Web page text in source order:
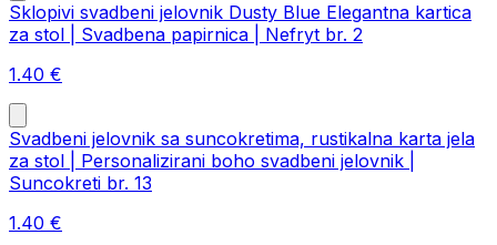
Sklopivi svadbeni jelovnik Dusty Blue Elegantna kartica
za stol | Svadbena papirnica | Nefryt br. 2
1.40 €
Svadbeni jelovnik sa suncokretima, rustikalna karta jela
za stol | Personalizirani boho svadbeni jelovnik |
Suncokreti br. 13
1.40 €